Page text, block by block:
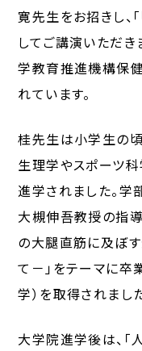
寛先生をお招きし、
してご講演いただき
学教育推進機構保
れています。
桂先生は小学生の
生理学やスポーツ
進学されました。学
大槻伸吾教授の指導
の大腿直筋に及ぼ
て－」をテーマに卒
学）を取得されまし
大学院進学後は、「